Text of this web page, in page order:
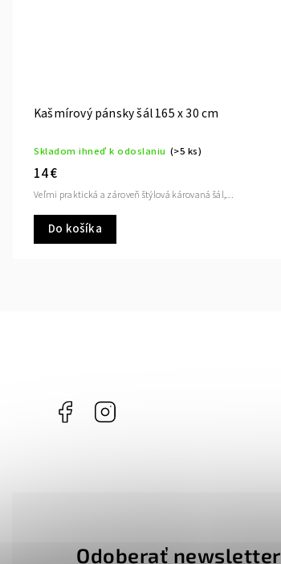
Kašmírový pánsky šál 165 x 30 cm
Skladom ihneď k odoslaniu (>5 ks)
14 €
Do košíka
Veľmi praktická a zároveň štýlová károvaná šál,...
Facebook
Odoberať newsletter